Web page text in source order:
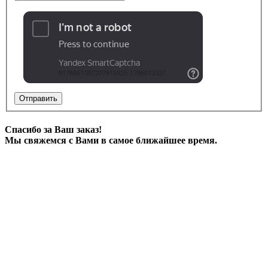
Отправить
Спасибо за Ваш заказ!
Мы свяжемся с Вами в самое ближайшее время.